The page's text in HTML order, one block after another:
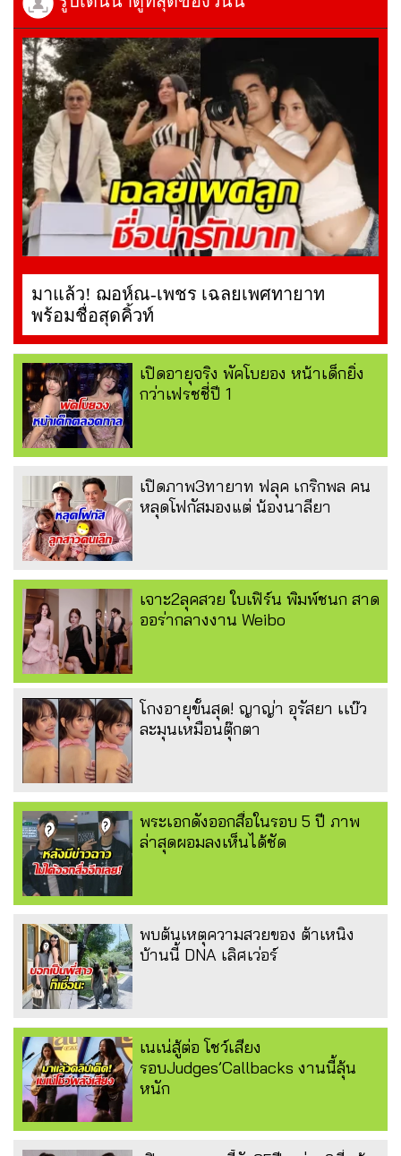
มาแล้ว! ฌอห์ณ-เพชร เฉลยเพศทายาท
พร้อมชื่อสุดคิ้วท์
เปิดอายุจริง พัคโบยอง หน้าเด็กยิ่ง
กว่าเฟรชชี่ปี 1
เปิดภาพ3ทายาท ฟลุค เกริกพล คน
หลุดโฟกัสมองแต่ น้องนาลียา
เจาะ2ลุคสวย ใบเฟิร์น พิมพ์ชนก สาด
ออร่ากลางงาน Weibo
โกงอายุขั้นสุด! ญาญ่า อุรัสยา เเบ๊ว
ละมุนเหมือนตุ๊กตา
พระเอกดังออกสื่อในรอบ 5 ปี ภาพ
ล่าสุดผอมลงเห็นได้ชัด
พบต้นเหตุความสวยของ ต้าเหนิง
บ้านนี้ DNA เลิศเว่อร์
เนเน่สู้ต่อ โชว์เสียง
รอบJudges’Callbacks งานนี้ลุ้น
หนัก